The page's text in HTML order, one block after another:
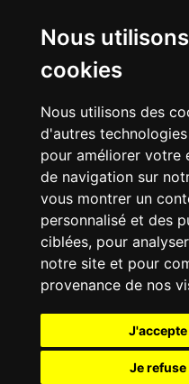
Nous
cookies
Nous utilisons des
d'autres
pour améliorer votre
de navigation sur
vous montrer un
personnalisé et des
ciblées, pour
notre site et pour
provenance de nos
J'accepte
Je refuse
noir
) fait partie des1000
parmi lescaractères
qui se prononcent
fausse
/ baan2 )
Votre feedback et critique
mot: